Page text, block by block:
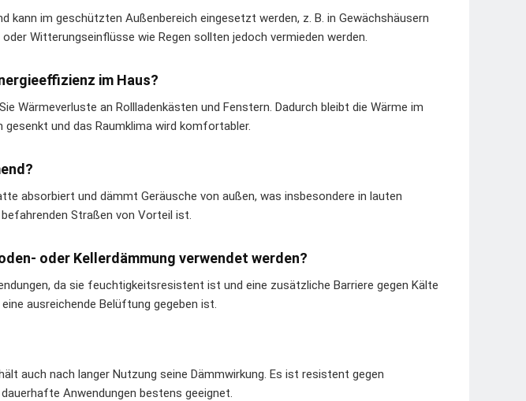
im geschützten Außenbereich eingesetzt werden, z. B. in Gewächshäusern
Witterungseinflüsse wie Regen sollten jedoch vermieden werden.
im Haus?
Wärmeverluste an Rollladenkästen und Fenstern. Dadurch bleibt die Wärme im
und das Raumklima wird komfortabler.
absorbiert und dämmt Geräusche von außen, was insbesondere in lauten
Straßen von Vorteil ist.
oder Kellerdämmung verwendet werden?
da sie feuchtigkeitsresistent ist und eine zusätzliche Barriere gegen Kälte
ausreichende Belüftung gegeben ist.
auch nach langer Nutzung seine Dämmwirkung. Es ist resistent gegen
Anwendungen bestens geeignet.